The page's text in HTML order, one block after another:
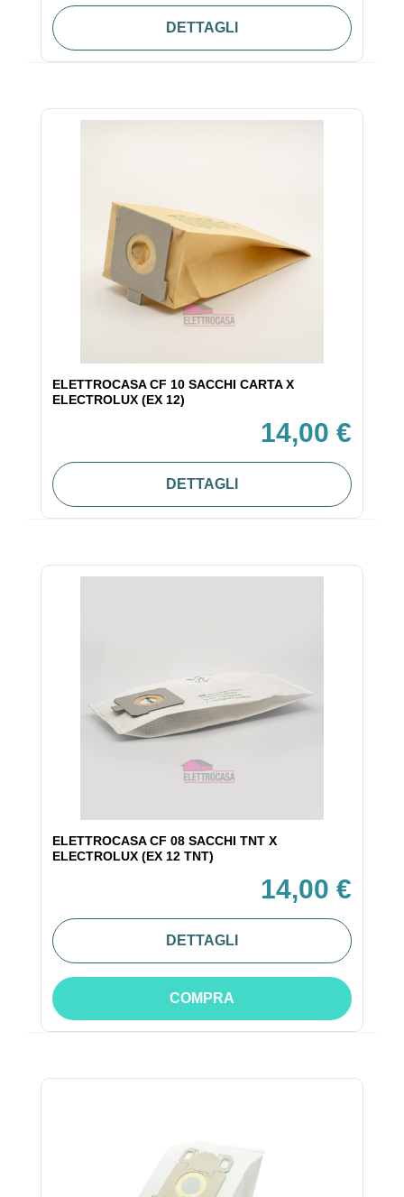
DETTAGLI
ELETTROCASA CF 10 SACCHI CARTA X
ELECTROLUX (EX 12)
14,00 €
DETTAGLI
ELETTROCASA CF 08 SACCHI TNT X
ELECTROLUX (EX 12 TNT)
14,00 €
DETTAGLI
COMPRA